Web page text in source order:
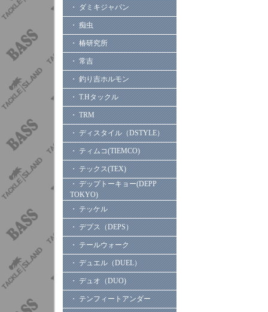
・ ダミキジャパン
・ 痴虫
・ 椿研究所
・ 常吉
・ 釣り吉ホルモン
・ T.Hタックル
・ TRM
・ ディスタイル（DSTYLE）
・ ティムコ(TIEMCO)
・ テックス(TEX)
・ デップトーキョー(DEPP
TOKYO)
・ テッケル
・ デプス（DEPS）
・ テールウォーク
・ デュエル（DUEL）
・ デュオ（DUO)
・ テンフィートアンダー